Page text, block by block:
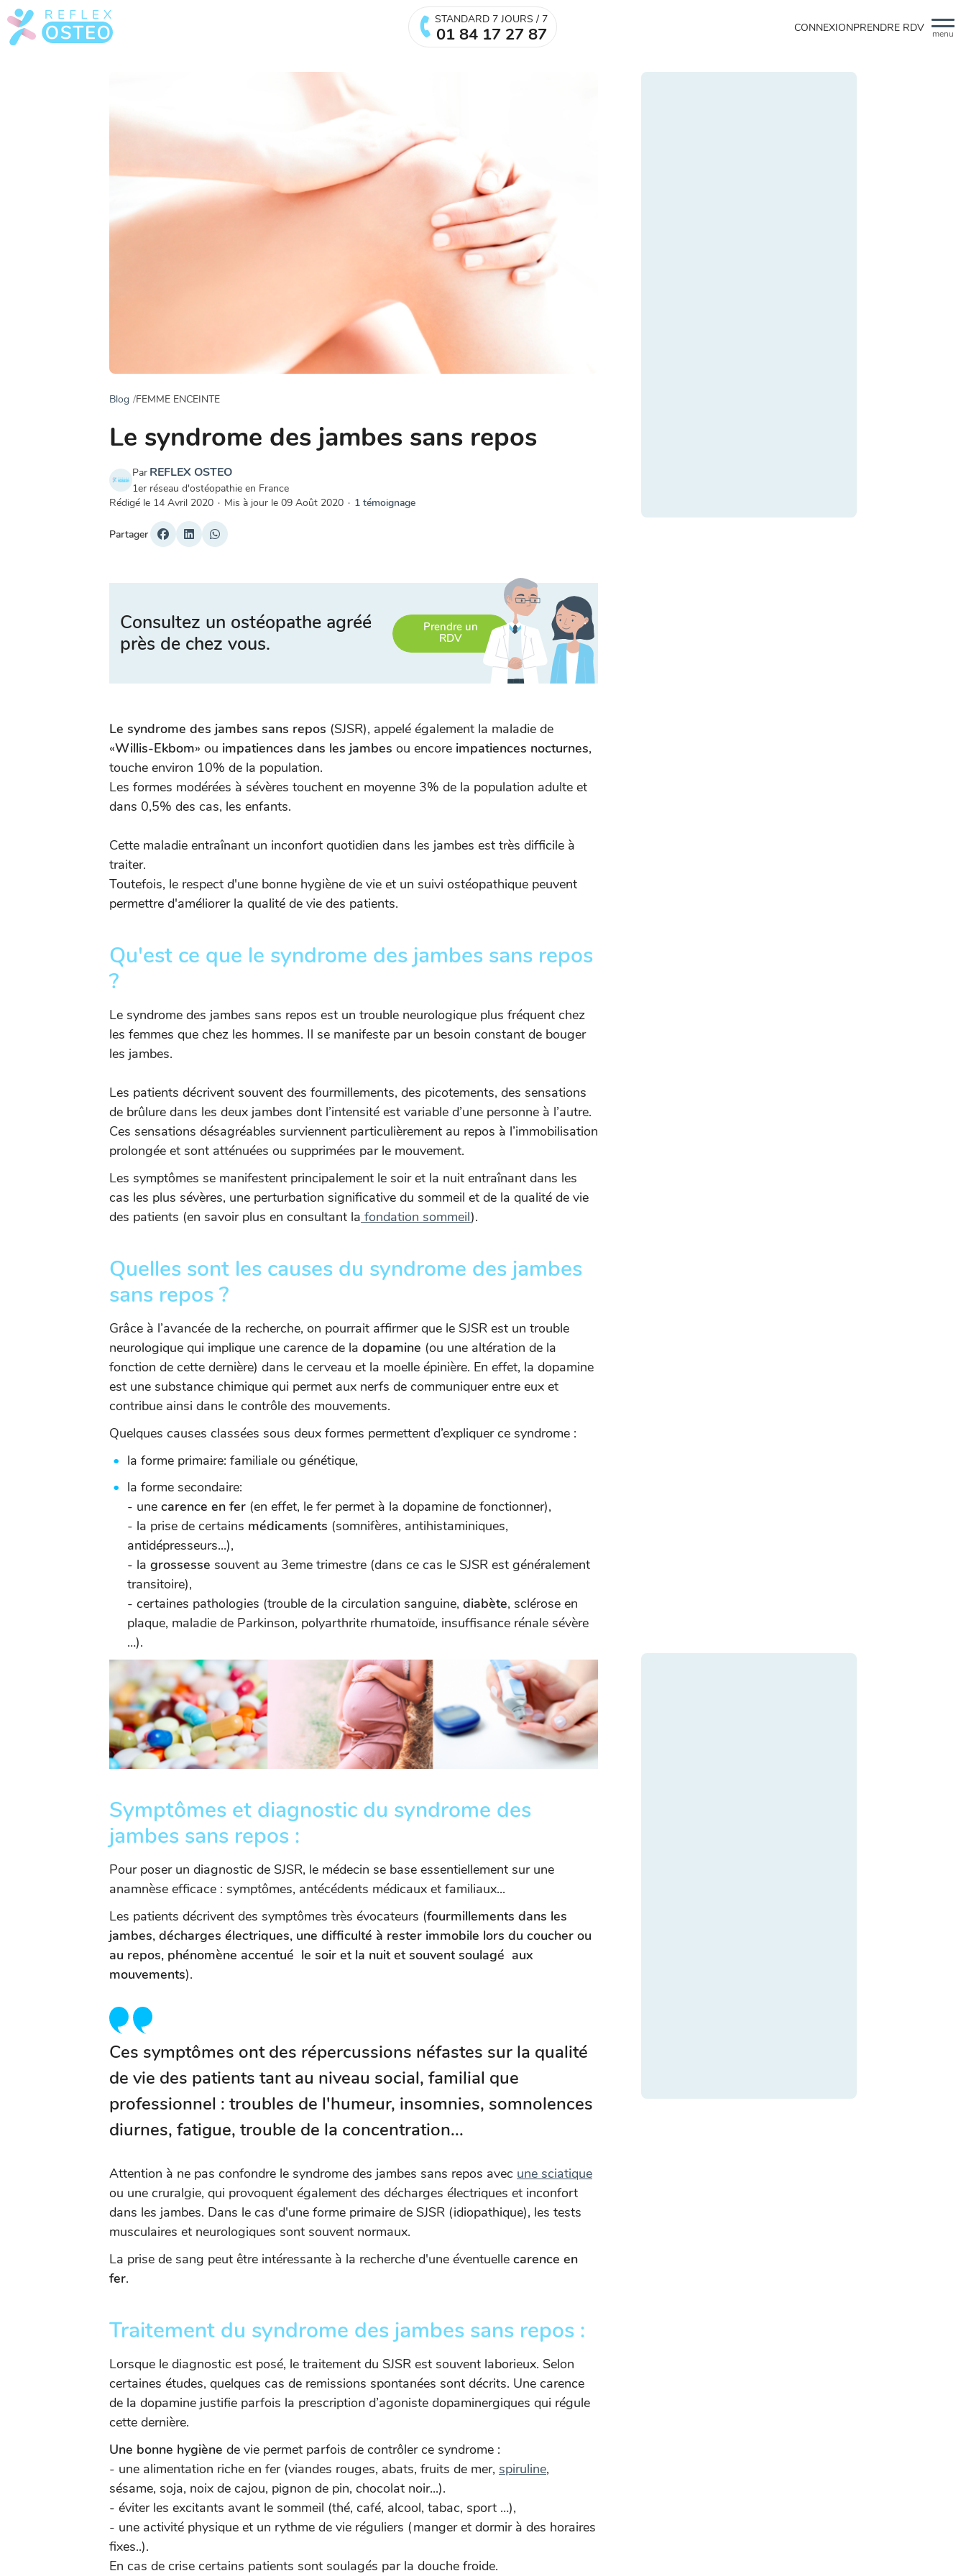
menu
STANDARD 7 JOURS / 7
01 84 17 27 87 CONNEXIONPRENDRE RDV
Blog FEMME ENCEINTE
Le syndrome des jambes sans repos
Par REFLEX OSTEO
1er réseau d'ostéopathie en France
Rédigé le 14 Avril 2020 · Mis à jour le 09 Août 2020 · 1 témoignage
Partager
Consultez un ostéopathe agréé
près de chez vous.
Prendre un
RDV
Le syndrome des jambes sans repos (SJSR), appelé également la maladie de
«Willis-Ekbom» ou impatiences dans les jambes ou encore impatiences nocturnes,
touche environ 10% de la population.
Les formes modérées à sévères touchent en moyenne 3% de la population adulte et
dans 0,5% des cas, les enfants.
Cette maladie entraînant un inconfort quotidien dans les jambes est très difficile à
traiter.
Toutefois, le respect d'une bonne hygiène de vie et un suivi ostéopathique peuvent
permettre d'améliorer la qualité de vie des patients.
Qu'est ce que le syndrome des jambes sans repos
?
Le syndrome des jambes sans repos est un trouble neurologique plus fréquent chez
les femmes que chez les hommes. Il se manifeste par un besoin constant de bouger
les jambes.
Les patients décrivent souvent des fourmillements, des picotements, des sensations
de brûlure dans les deux jambes dont l’intensité est variable d’une personne à l’autre.
Ces sensations désagréables surviennent particulièrement au repos à l’immobilisation
prolongée et sont atténuées ou supprimées par le mouvement.
Les symptômes se manifestent principalement le soir et la nuit entraînant dans les
cas les plus sévères, une perturbation significative du sommeil et de la qualité de vie
des patients (en savoir plus en consultant la fondation sommeil).
Quelles sont les causes du syndrome des jambes
sans repos ?
Grâce à l’avancée de la recherche, on pourrait affirmer que le SJSR est un trouble
neurologique qui implique une carence de la dopamine (ou une altération de la
fonction de cette dernière) dans le cerveau et la moelle épinière. En effet, la dopamine
est une substance chimique qui permet aux nerfs de communiquer entre eux et
contribue ainsi dans le contrôle des mouvements.
Quelques causes classées sous deux formes permettent d’expliquer ce syndrome :
la forme primaire: familiale ou génétique,
la forme secondaire:
- une carence en fer (en effet, le fer permet à la dopamine de fonctionner),
- la prise de certains médicaments (somnifères, antihistaminiques,
antidépresseurs...),
- la grossesse souvent au 3eme trimestre (dans ce cas le SJSR est généralement
transitoire),
- certaines pathologies (trouble de la circulation sanguine, diabète, sclérose en
plaque, maladie de Parkinson, polyarthrite rhumatoïde, insuffisance rénale sévère
…).
Symptômes et diagnostic du syndrome des
jambes sans repos :
Pour poser un diagnostic de SJSR, le médecin se base essentiellement sur une
anamnèse efficace : symptômes, antécédents médicaux et familiaux...
Les patients décrivent des symptômes très évocateurs (fourmillements dans les
jambes, décharges électriques, une difficulté à rester immobile lors du coucher ou
au repos, phénomène accentué le soir et la nuit et souvent soulagé aux
mouvements).
Ces symptômes ont des répercussions néfastes sur la qualité
de vie des patients tant au niveau social, familial que
professionnel : troubles de l'humeur, insomnies, somnolences
diurnes, fatigue, trouble de la concentration...
Attention à ne pas confondre le syndrome des jambes sans repos avec une sciatique
ou une cruralgie, qui provoquent également des décharges électriques et inconfort
dans les jambes. Dans le cas d'une forme primaire de SJSR (idiopathique), les tests
musculaires et neurologiques sont souvent normaux.
La prise de sang peut être intéressante à la recherche d'une éventuelle carence en
fer.
Traitement du syndrome des jambes sans repos :
Lorsque le diagnostic est posé, le traitement du SJSR est souvent laborieux. Selon
certaines études, quelques cas de remissions spontanées sont décrits. Une carence
de la dopamine justifie parfois la prescription d’agoniste dopaminergiques qui régule
cette dernière.
Une bonne hygiène de vie permet parfois de contrôler ce syndrome :
- une alimentation riche en fer (viandes rouges, abats, fruits de mer, spiruline,
sésame, soja, noix de cajou, pignon de pin, chocolat noir...).
- éviter les excitants avant le sommeil (thé, café, alcool, tabac, sport …),
- une activité physique et un rythme de vie réguliers (manger et dormir à des horaires
fixes..).
En cas de crise certains patients sont soulagés par la douche froide.